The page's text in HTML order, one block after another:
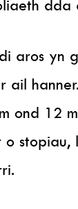
dda
aros yn
ail
ond 12
o stopiau,